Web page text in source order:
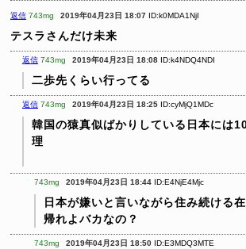
返信 743mg 2019年04月23日 18:07 ID:k0MDA1NjI
テスラさんだけ未来
返信 743mg 2019年04月23日 18:08 ID:k4NDQ4NDI
二歩先くらい行ってる
返信 743mg 2019年04月23日 18:25 ID:cyMjQ1MDc
韓国の猿真似ばかりしている日本には
理
743mg 2019年04月23日 18:44 ID:E4NjE4Mjc
日本が嫌いと言いながら住み続ける
帰れよバカなの？
743mg 2019年04月23日 18:50 ID:E3MDQ3MTE